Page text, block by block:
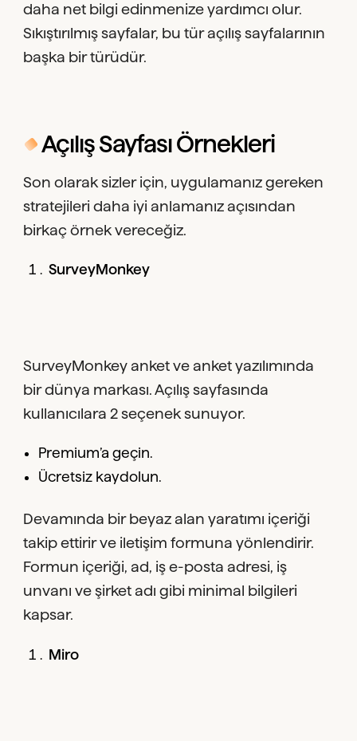
daha net bilgi edinmenize yardımcı olur.
Sıkıştırılmış sayfalar, bu tür açılış sayfalarının
başka bir türüdür.
Açılış Sayfası Örnekleri
Son olarak sizler için, uygulamanız gereken
stratejileri daha iyi anlamanız açısından
birkaç örnek vereceğiz.
SurveyMonkey
SurveyMonkey anket ve anket yazılımında
bir dünya markası. Açılış sayfasında
kullanıcılara 2 seçenek sunuyor.
Premium’a geçin.
Ücretsiz kaydolun.
Devamında bir beyaz alan yaratımı içeriği
takip ettirir ve iletişim formuna yönlendirir.
Formun içeriği, ad, iş e-posta adresi, iş
unvanı ve şirket adı gibi minimal bilgileri
kapsar.
Miro